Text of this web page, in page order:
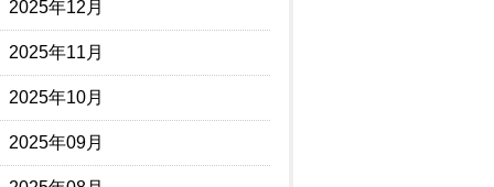
2025年12月
2025年11月
2025年10月
2025年09月